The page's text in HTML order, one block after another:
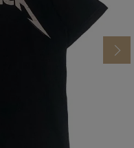
特集一覧